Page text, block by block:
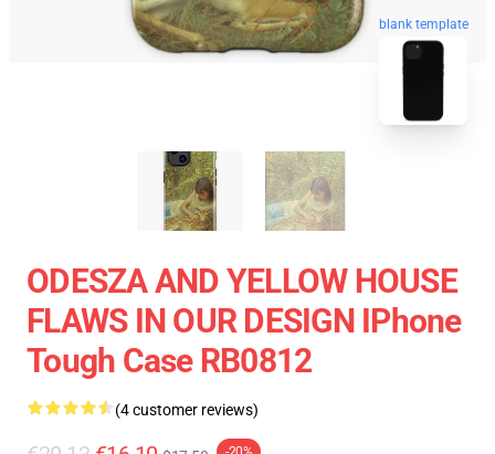
blank template
ODESZA AND YELLOW HOUSE
FLAWS IN OUR DESIGN IPhone
Tough Case RB0812
(4 customer reviews)